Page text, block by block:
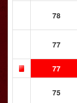
78
77
77
75